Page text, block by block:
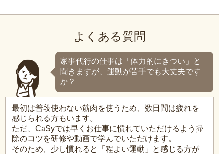
よくある質問
家事代行の仕事は「体力的にきつい」と
聞きますが、運動が苦手でも大丈夫です
か？
最初は普段使わない筋肉を使うため、数日間は疲れを
感じられる方もいます。
ただ、CaSyでは早くお仕事に慣れていただけるよう掃
除のコツを研修や動画で学んでいただけます。
そのため、少し慣れると「程よい運動」と感じる方が